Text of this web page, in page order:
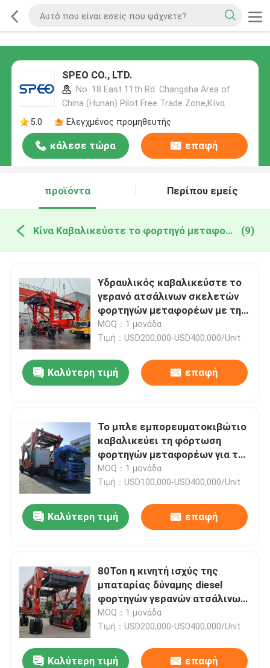
SPEO CO., LTD.
No. 18 East 11th Rd. Changsha Area of
China (Hunan) Pilot Free Trade Zone,Κίνα
5.0
Ελεγχμένος προμηθευτής
κάλεσε τώρα επαφή
προϊόντα Περίπου εμείς
Κίνα Καβαλικεύστε το φορτηγό μεταφορέων (9)
Υδραυλικός καβαλικεύστε το
γερανό ατσάλινων σκελετών
φορτηγών μεταφορέων με τη
ισχύ της μπαταρίας
MOQ：1 μονάδα
Τιμή：USD200,000-USD400,000/Unit
Καλύτερη τιμή επαφή
Το μπλε εμπορευματοκιβώτιο
καβαλικεύει τη φόρτωση
φορτηγών μεταφορέων για το
ναυπηγείο εργοστασίων
MOQ：1 μονάδα
Τιμή：USD100,000-USD400,000/Unit
Καλύτερη τιμή επαφή
80Ton η κινητή ισχύς της
μπαταρίας δύναμης diesel
φορτηγών γερανών ατσάλινων
σκελετών καβαλικεύει τον
κατασκευαστή μεταφορέων
MOQ：1 μονάδα
Τιμή：USD200,000-USD400,000/Unit
Καλύτερη τιμή επαφή